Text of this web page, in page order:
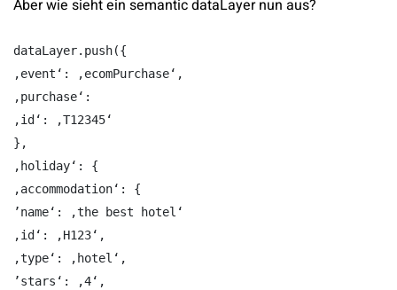
Aber wie sieht ein semantic dataLayer nun aus?
dataLayer.push({
‚event‘: ‚ecomPurchase‘,
‚purchase‘:
‚id‘: ‚T12345‘
},
‚holiday‘: {
‚accommodation‘: {
’name‘: ‚the best hotel‘
‚id‘: ‚H123‘,
‚type‘: ‚hotel‘,
’stars‘: ‚4‘,